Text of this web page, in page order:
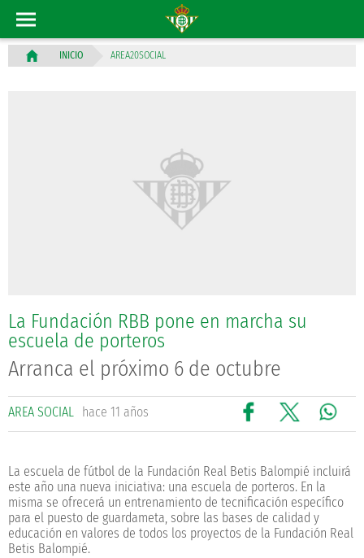
INICIO AREA20SOCIAL
La Fundación RBB pone en marcha su
escuela de porteros
Arranca el próximo 6 de octubre
AREA SOCIAL hace 11 años
La escuela de fútbol de la Fundación Real Betis Balompié incluirá
este año una nueva iniciativa: una escuela de porteros. En la
misma se ofrecerá un entrenamiento de tecnificación específico
para el puesto de guardameta, sobre las bases de calidad y
educación en valores de todos los proyectos de la Fundación Real
Betis Balompié.